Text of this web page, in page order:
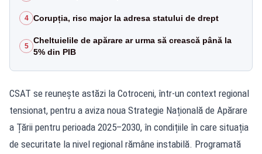
4 Corupția, risc major la adresa statului de drept
5
Cheltuielile de apărare ar urma să crească până la
5% din PIB
CSAT se reunește astăzi la Cotroceni, într-un context regional
tensionat, pentru a aviza noua Strategie Națională de Apărare
a Țării pentru perioada 2025–2030, în condițiile în care situația
de securitate la nivel regional rămâne instabilă. Programată